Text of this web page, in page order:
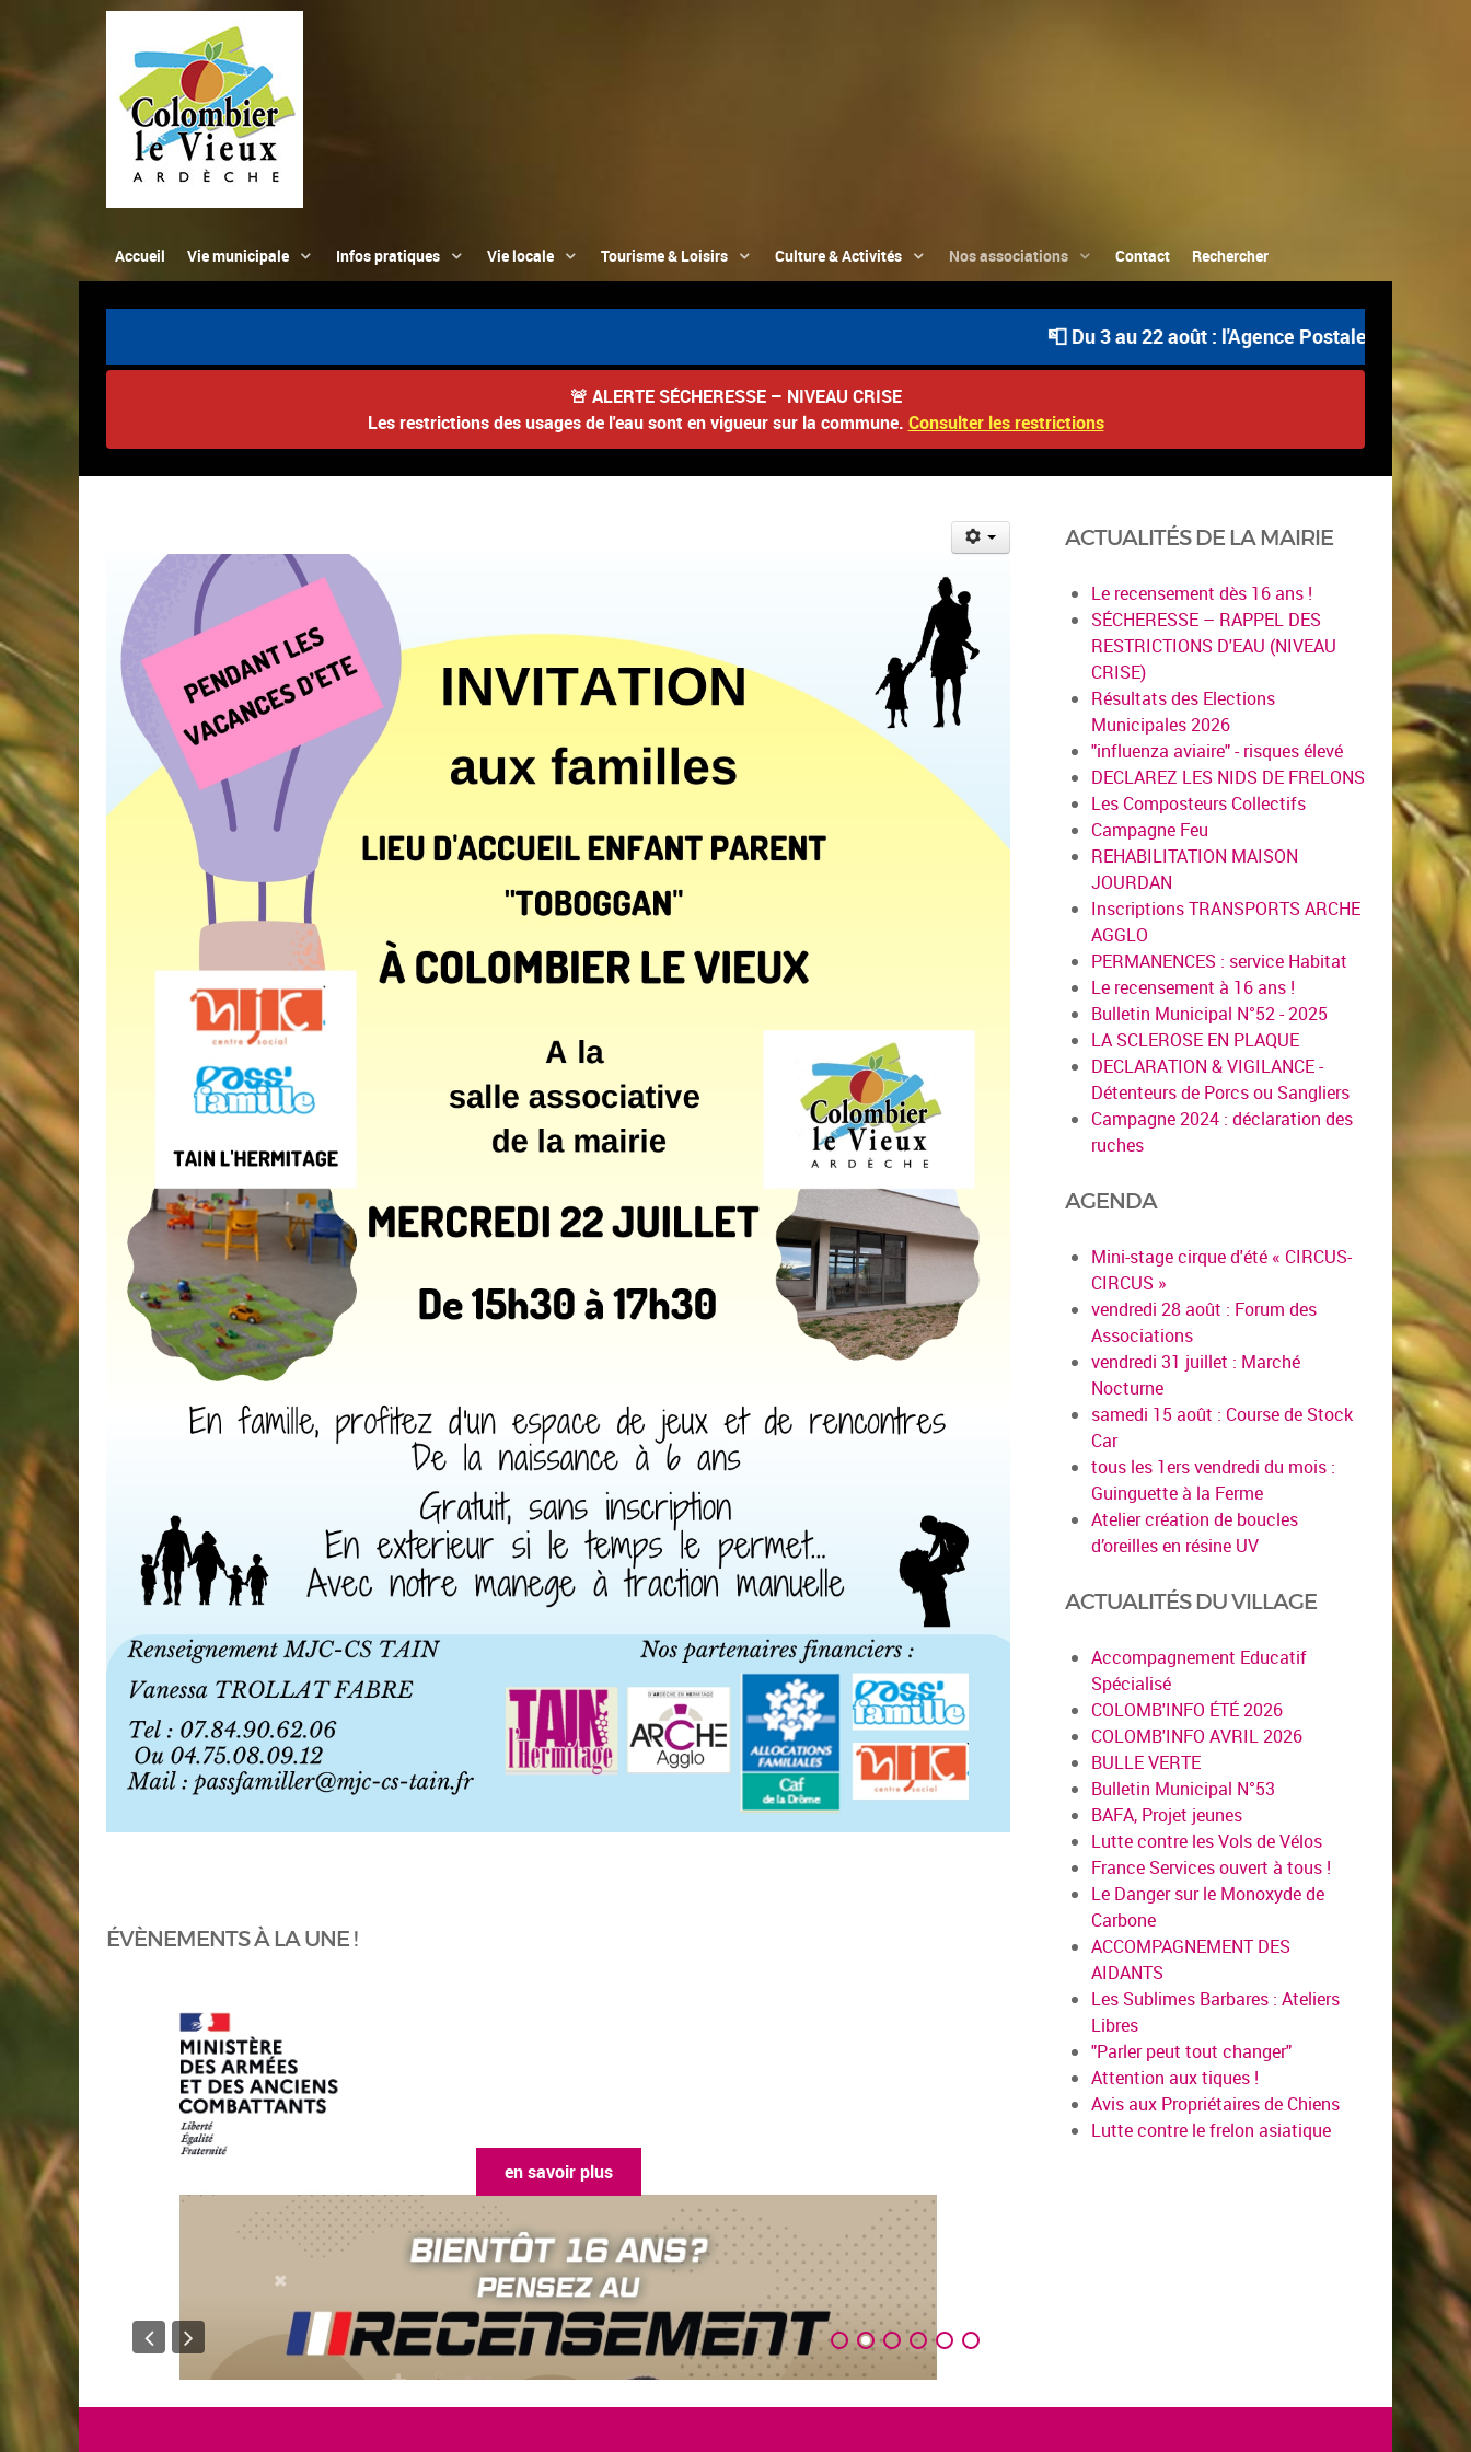
Accueil Vie municipale Infos pratiques Vie locale Tourisme & Loisirs Culture & Activités Nos associations Contact Rechercher
📮 Du 3 au 22 août : l'Agence Postale Communale
🚨 ALERTE SÉCHERESSE – NIVEAU CRISE
Les restrictions des usages de l'eau sont en vigueur sur la commune. Consulter les restrictions
ÉVÈNEMENTS À LA UNE !
ACTUALITÉS DE LA MAIRIE
Le recensement dès 16 ans !
SÉCHERESSE – RAPPEL DES
RESTRICTIONS D'EAU (NIVEAU
CRISE)
Résultats des Elections
Municipales 2026
"influenza aviaire" - risques élevé
DECLAREZ LES NIDS DE FRELONS
Les Composteurs Collectifs
Campagne Feu
REHABILITATION MAISON
JOURDAN
Inscriptions TRANSPORTS ARCHE
AGGLO
PERMANENCES : service Habitat
Le recensement à 16 ans !
Bulletin Municipal N°52 - 2025
LA SCLEROSE EN PLAQUE
DECLARATION & VIGILANCE -
Détenteurs de Porcs ou Sangliers
Campagne 2024 : déclaration des
ruches
AGENDA
Mini-stage cirque d'été « CIRCUS-
CIRCUS »
vendredi 28 août : Forum des
Associations
vendredi 31 juillet : Marché
Nocturne
samedi 15 août : Course de Stock
Car
tous les 1ers vendredi du mois :
Guinguette à la Ferme
Atelier création de boucles
d’oreilles en résine UV
ACTUALITÉS DU VILLAGE
Accompagnement Educatif
Spécialisé
COLOMB'INFO ÉTÉ 2026
COLOMB'INFO AVRIL 2026
BULLE VERTE
Bulletin Municipal N°53
BAFA, Projet jeunes
Lutte contre les Vols de Vélos
France Services ouvert à tous !
Le Danger sur le Monoxyde de
Carbone
ACCOMPAGNEMENT DES
AIDANTS
Les Sublimes Barbares : Ateliers
Libres
"Parler peut tout changer"
Attention aux tiques !
Avis aux Propriétaires de Chiens
Lutte contre le frelon asiatique